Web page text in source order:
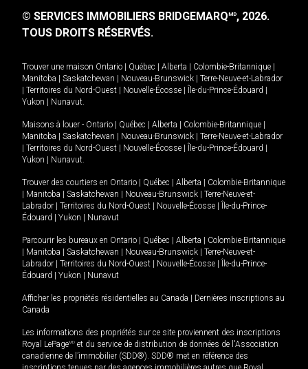
© SERVICES IMMOBILIERS BRIDGEMARQMD, 2026.
TOUS DROITS RÉSERVÉS.
Trouver une maison Ontario Québec Alberta Colombie-Britannique
Manitoba
Saskatchewan Nouveau-Brunswick
Terre-Neuve-et-Labrador
Territoires du Nord-Ouest Nouvelle-Écosse Île-du-Prince-Édouard
Yukon
Nunavut.
Maisons à louer - Ontario Québec Alberta Colombie-Britannique
Manitoba
Saskatchewan Nouveau-Brunswick
Terre-Neuve-et-Labrador
Territoires du Nord-Ouest Nouvelle-Écosse Île-du-Prince-Édouard
Yukon
Nunavut.
Trouver des courtiers en Ontario Québec Alberta
Colombie-Britannique
Manitoba Saskatchewan Nouveau-Brunswick
Terre-Neuve-et-
Labrador
Territoires du Nord-Ouest Nouvelle-Écosse
Île-du-Prince-
Édouard
Yukon Nunavut
Parcourir les bureaux en Ontario Québec Alberta
Colombie-Britannique
Manitoba Saskatchewan Nouveau-Brunswick
Terre-Neuve-et-
Labrador
Territoires du Nord-Ouest Nouvelle-Écosse
Île-du-Prince-
Édouard
Yukon Nunavut
Afficher les propriétés résidentielles au Canada
Dernières inscriptions au
Canada
Les informations des propriétés sur ce site proviennent des inscriptions
Royal LePageMD et du service de distribution de données de l'Association
canadienne de l’immobilier (SDD®). SDD® met en référence des